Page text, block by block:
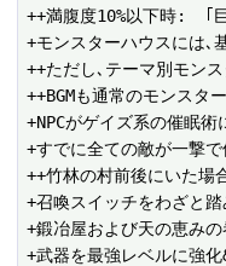
++満腹度10%以下時:  ｢
+モンスターハウスには､
++ただし､テーマ別モン
++BGMも通常のモンスタ
+NPCがゲイズ系の催眠
+すでに全ての敵が一撃
++竹林の村前後にいた場
+召喚スイッチをわざと
+鍛冶屋および天の恵み
+武器を最強レベルに強